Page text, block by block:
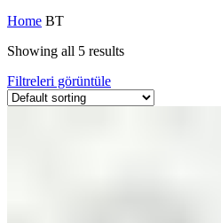
Home BT
Showing all 5 results
Filtreleri görüntüle